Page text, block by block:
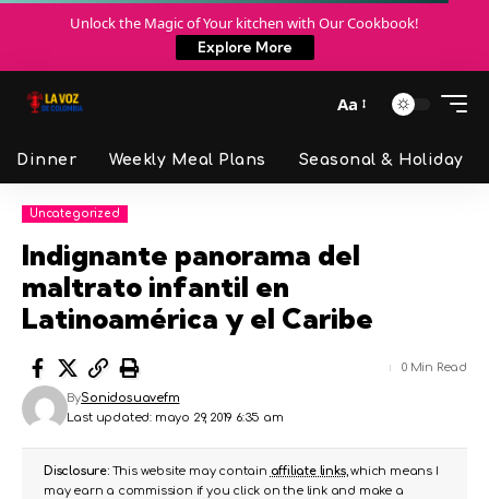
Unlock the Magic of Your kitchen with Our Cookbook!
Explore More
Aa
Dinner Weekly Meal Plans Seasonal & Holiday
Uncategorized
Indignante panorama del
maltrato infantil en
Latinoamérica y el Caribe
Last updated: mayo 29, 2019 6:35 am
BySonidosuavefm
0 Min Read
Disclosure:This website may contain affiliate links, which means I
may earn a commission if you click on the link and make a